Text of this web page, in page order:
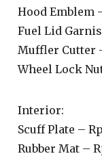
Hood Emblem
Fuel Lid
Muffler Cutter
Wheel Lock
Interior:
Scuff Plate –
Rubber Mat –